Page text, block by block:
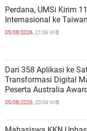
Perdana, UMSi Kirim
Internasional ke Taiwan
05/08/2026, 21:06 WIB
Dari 358 Aplikasi ke
Transformasi Digital
Peserta Australia
05/08/2026, 20:04 WIB